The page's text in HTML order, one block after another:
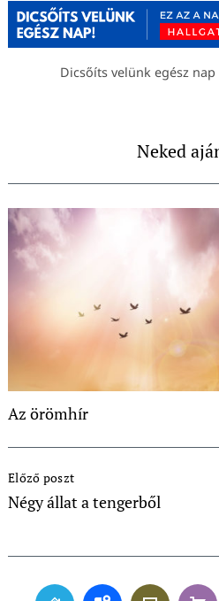
Dicsőíts velünk egész nap
Neked
Az örömhír
Navigation
Előző poszt
Négy állat a tengerből